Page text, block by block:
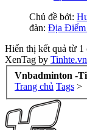
Chủ đề bởi:
đàn: Địa Điểm
Hiển thị kết quả từ 1
XenTag by Tinhte.vn
Vnbadminton -
Trang chủ Tags >